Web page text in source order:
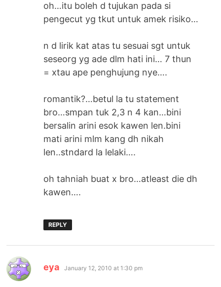
oh…itu boleh d tujukan pada si
pengecut yg tkut untuk amek risiko…
n d lirik kat atas tu sesuai sgt untuk
seseorg yg ade dlm hati ini… 7 thun
= xtau ape penghujung nye….
romantik?…betul la tu statement
bro…smpan tuk 2,3 n 4 kan…bini
bersalin arini esok kawen len.bini
mati arini mlm kang dh nikah
len..stndard la lelaki….
oh tahniah buat x bro…atleast die dh
kawen….
REPLY
eya says:
January 12, 2010 at 1:30 pm